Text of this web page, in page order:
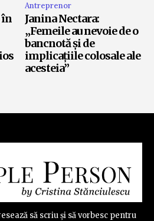
în
Antreprenor
Janina Nectara:
„Femeile au nevoie de o
bancnotă și de
implicațiile colosale ale
acesteia”
să scriu și să vorbesc pentru